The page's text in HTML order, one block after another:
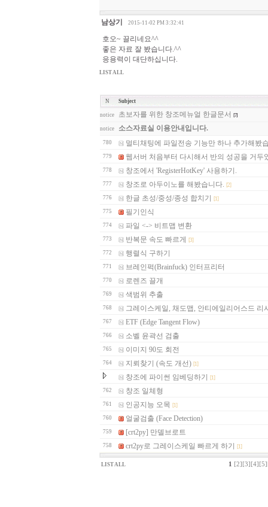
남상기 2015-11-02 PM 3:32:41
호오~ 끌리네요^^
좋은 자료 잘 봤습니다.^^
응용력이 대단하십니다.
LIST ALL
N Subject
notice 초보자를 위한 창조메뉴얼 한글문서 [7]
notice 소스자료실 이용안내입니다.
780 멀티채팅에 파일전송 기능만 하나 추가해봤
779 웹서버 처음부터 다시해서 반의 성공을 거두
778 창조에서 'RegisterHotKey' 사용하기.
777 창조로 아두이노를 해봤습니다. [2]
776 한글 초성/중성/종성 합치기 [1]
775 필기인식
774 파일 <-> 비트맵 변환
773 반복문 속도 빠르게 [3]
772 행렬식 구하기
771 브레인퍽(Brainfuck) 인터프리터
770 로렌즈 끌개
769 색범위 추출
768 그레이스케일, 채도맵, 안티에일리어스드 리
767 ETF (Edge Tangent Flow)
766 소벨 윤곽선 검출
765 이미지 90도 회전
764 지뢰찾기 (속도 개선) [1]
창조에 파이썬 임베딩하기 [1]
762 창조 일체형
761 인공지능 오목 [1]
760 얼굴검출 (Face Detection)
759 [crt2py] 만델브로트
758 crt2py로 그레이스케일 빠르게 하기 [1]
LIST ALL 1 [2] [3] [4] [5]